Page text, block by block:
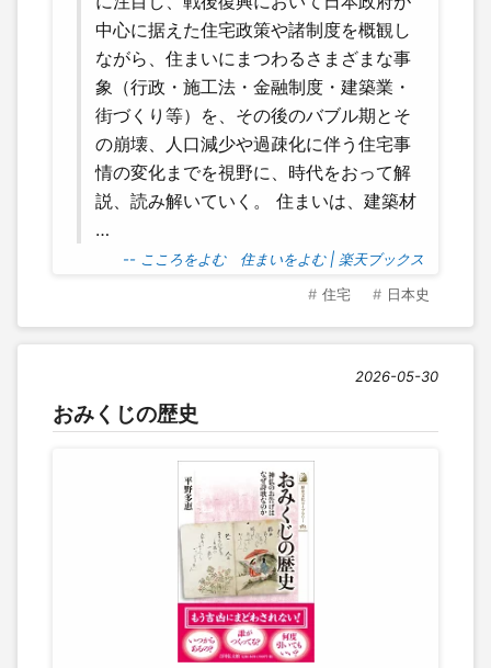
中心に据えた住宅政策や諸制度を概観し
ながら、住まいにまつわるさまざまな事
象（行政・施工法・金融制度・建築業・
街づくり等）を、その後のバブル期とそ
の崩壊、人口減少や過疎化に伴う住宅事
情の変化までを視野に、時代をおって解
説、読み解いていく。 住まいは、建築材
…
-- こころをよむ 住まいをよむ | 楽天ブックス
住宅 日本史
2026-05-30
おみくじの歴史